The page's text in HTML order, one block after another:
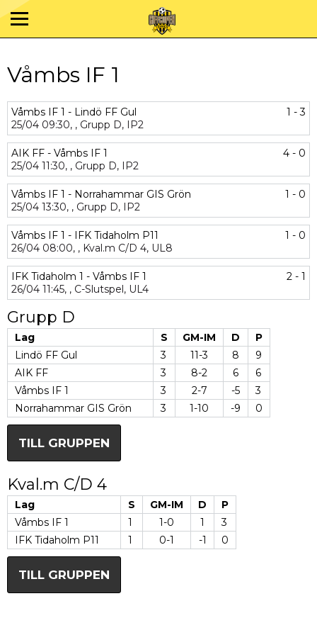
Våmbs IF 1
Våmbs IF 1 - Lindö FF Gul
1 - 3
25/04 09:30, , Grupp D, IP2
AIK FF - Våmbs IF 1
4 - 0
25/04 11:30, , Grupp D, IP2
Våmbs IF 1 - Norrahammar GIS Grön
1 - 0
25/04 13:30, , Grupp D, IP2
Våmbs IF 1 - IFK Tidaholm P11
1 - 0
26/04 08:00, , Kval.m C/D 4, UL8
IFK Tidaholm 1 - Våmbs IF 1
2 - 1
26/04 11:45, , C-Slutspel, UL4
Grupp D
Lag S GM-IM D
P
Lindö FF Gul
3 11-3 8
9
AIK FF
3 8-2 6
6
Våmbs IF 1
3 2-7 -5
3
Norrahammar GIS Grön
3 1-10 -9 0
TILL GRUPPEN
Kval.m C/D 4
Lag S GM-IM D
P
Våmbs IF 1
1 1-0 1
3
IFK Tidaholm P11
1 0-1 -1 0
TILL GRUPPEN